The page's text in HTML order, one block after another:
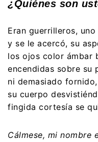
¿Quiénes son
Eran guerrilleros,
y se le acercó, su
los ojos color ámbar
encendidas sobre su
ni demasiado
su cuerpo
fingida cortesía se
Cálmese, mi nombre